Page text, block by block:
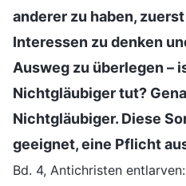
anderer zu haben,
Interessen zu denken
Ausweg zu überlegen –
Nichtgläubiger tut?
Nichtgläubiger. Diese
geeignet, eine Pflicht
Bd. 4, Antichristen